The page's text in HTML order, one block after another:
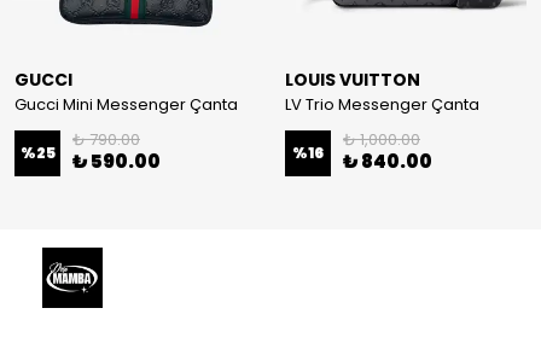
GUCCI
Gucci Mini Messenger Çanta
%25
₺ 790.00
₺ 590.00
LOUIS VUITTON
LV Trio Messenger Çanta
%16
₺ 1,000.00
₺ 840.00